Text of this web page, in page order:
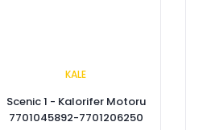
KALE
Scenic 1 - Kalorifer Motoru
7701045892-7701206250